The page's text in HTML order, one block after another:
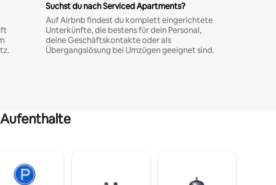
Suchst du nach Serviced Apartments?
Auf Airbnb findest du komplett eingerichtete
Unterkünfte, die bestens für dein Personal,
deine Geschäftskontakte oder als
Übergangslösung bei Umzügen geeignet sind.